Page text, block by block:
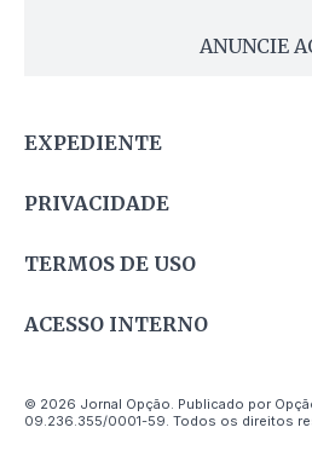
ANUNCIE
EXPEDIENTE
PRIVACIDADE
TERMOS DE USO
ACESSO INTERNO
© 2026 Jornal Opção. Publicado por
09.236.355/0001-59. Todos os direitos